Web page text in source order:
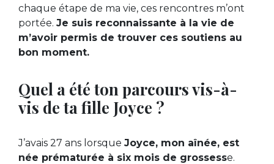
chaque étape de ma vie, ces rencontres m’ont
portée. Je suis reconnaissante à la vie de
m’avoir permis de trouver ces soutiens au
bon moment.
Quel a été ton parcours vis-à-
vis de ta fille Joyce ?
J’avais 27 ans lorsque Joyce, mon aînée, est
née prématurée à six mois de grossesse.